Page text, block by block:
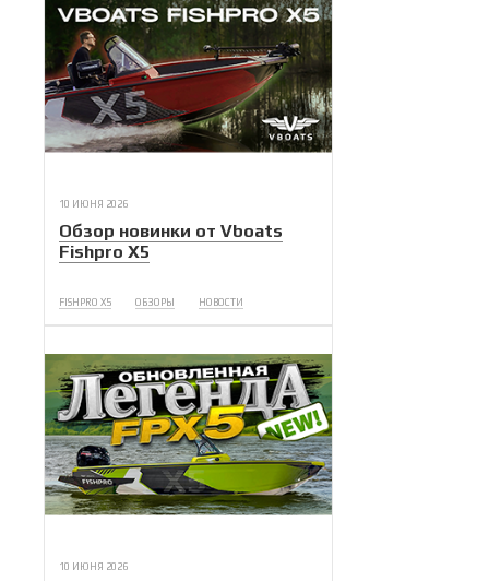
10 ИЮНЯ 2026
Обзор новинки от Vboats
Fishpro X5
FISHPRO X5 ОБЗОРЫ НОВОСТИ
10 ИЮНЯ 2026